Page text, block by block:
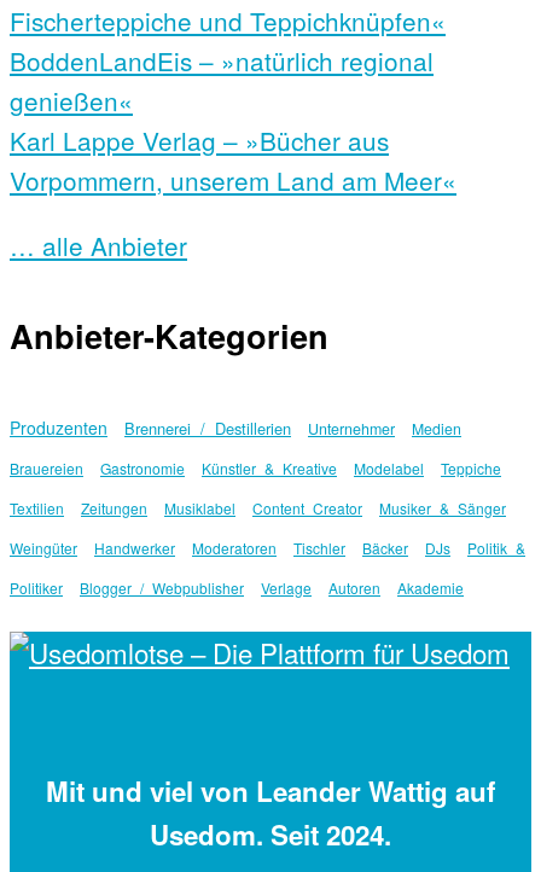
Fischerteppiche und Teppichknüpfen«
BoddenLandEis – »natürlich regional
genießen«
Karl Lappe Verlag – »Bücher aus
Vorpommern, unserem Land am Meer«
… alle Anbieter
Anbieter-Kategorien
Produzenten Brennerei / Destillerien Unternehmer
Medien
Brauereien
Gastronomie Künstler & Kreative Modelabel
Teppiche
Textilien
Zeitungen Musiklabel Content Creator
Musiker & Sänger
Weingüter
Handwerker Moderatoren Tischler Bäcker DJs
Politik &
Politiker
Blogger / Webpublisher Verlage Autoren Akademie
Mit und viel von Leander Wattig auf
Usedom. Seit 2024.